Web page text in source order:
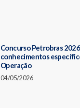
Concurso Petrobras
conhecimentos
Operação
04/05/2026